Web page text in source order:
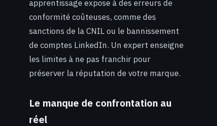
apprentissage expose à des erreurs de
conformité coûteuses, comme des
sanctions de la CNIL ou le bannissement
de comptes LinkedIn. Un expert enseigne
les limites à ne pas franchir pour
préserver la réputation de votre marque.
Le manque de confrontation au
réel